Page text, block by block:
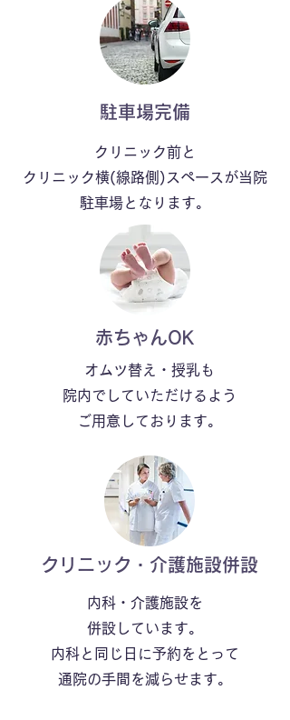
​駐車場完備
クリニック前と
​クリニック横(線路側) スペースが当院
駐車場となります。
​赤ちゃんOK
オムツ替え・授乳も
院内でしていただけるよう
​ご用意しております。
​クリニック・介護施設併設
内科・介護施設を
併設しています。
内科と同じ日に予約をとって
​通院の手間を減らせます。